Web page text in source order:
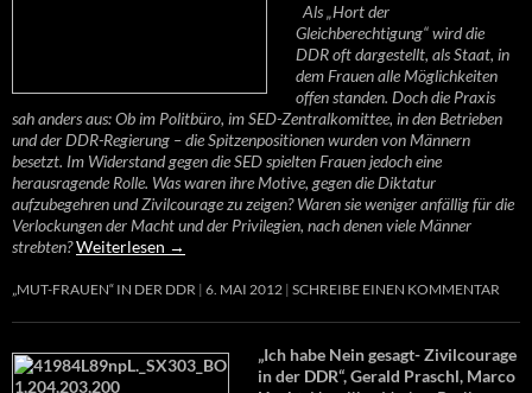
Als „Hort der
Gleichberechtigung“ wird die
DDR oft dargestellt, als Staat, in
dem Frauen alle Möglichkeiten
offen standen. Doch die Praxis
sah anders aus: Ob im Politbüro, im SED-Zentralkomittee, in den Betrieben
und der DDR-Regierung – die Spitzenpositionen wurden von Männern
besetzt. Im Widerstand gegen die SED spielten Frauen jedoch eine
herausragende Rolle. Was waren ihre Motive, gegen die Diktatur
aufzubegehren und Zivilcourage zu zeigen? Waren sie weniger anfällig für die
Verlockungen der Macht und der Privilegien, nach denen viele Männer
strebten?Weiterlesen →
„MUT-FRAUEN“ IN DER DDR 6. MAI 2012 SCHREIBE EINEN KOMMENTAR
„Ich habe Nein gesagt- Zivilcourage
in der DDR“, Gerald Praschl, Marco